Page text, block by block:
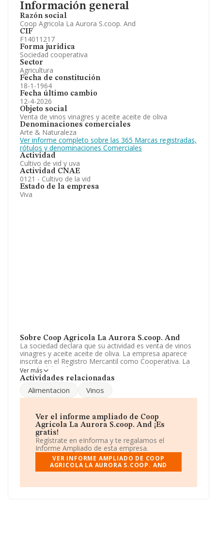
Información general
Razón social
Coop Agricola La Aurora S.coop. And
CIF
F14011217
Forma jurídica
Sociedad cooperativa
Sector
Agricultura
Fecha de constitución
18-1-1964
Fecha último cambio
12-4-2026
Objeto social
Venta de vinos vinagres y aceite aceite de oliva
Denominaciones comerciales
Arte & Naturaleza
Ver informe completo sobre las 365 Marcas registradas,
rótulos y denominaciones Comerciales
Actividad
Cultivo de vid y uva
Actividad CNAE
0121 - Cultivo de la vid
Estado de la empresa
Viva
Sobre Coop Agricola La Aurora S.coop. And
La sociedad declara que su actividad es venta de vinos
vinagres y aceite aceite de oliva. La empresa aparece
inscrita en el Registro Mercantil como Cooperativa. La
actividad de referencia CNAE corresponde a 'Cultivo de
la vid', cuyo Código es 0121. La sociedad es
La plantilla se ha mantenido igual y teniendo en cuenta
un número de empleados por encima de la media de
sector.
Para comunicarse con sus oficinas, el número de
teléfono es 957650362 y la dirección de correo es
administración@bodegaslaaurora.com. Puedes visitar su
sitio web:www.bodegaslaaurora.com.
S.Coop. And, con NIF F14011217, se encuentra en
Ver más
Actividades relacionadas
Alimentacion Vinos
Ver el informe ampliado de Coop
Agricola La Aurora S.coop. And ¡Es
gratis!
Regístrate en eInforma y te regalamos el
Informe Ampliado de esta empresa.
VER INFORME AMPLIADO DE COOP
AGRICOLA LA AURORA S.COOP. AND